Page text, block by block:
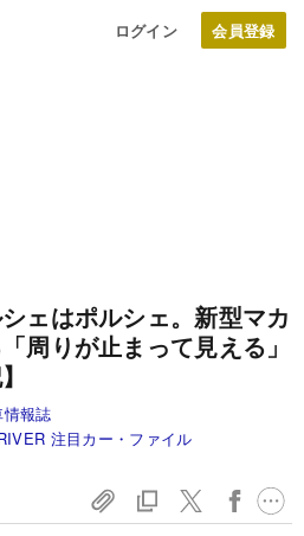
ログイン
ェはポルシェ。新型マカ
周りが止まって見える」
報誌
注目カー・ファイル